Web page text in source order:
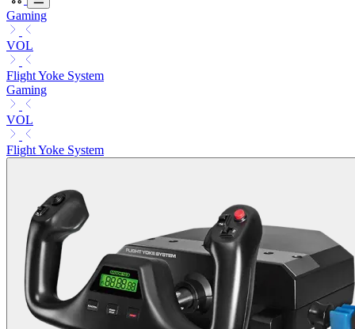
Gaming
VOL
Flight Yoke System
Gaming
VOL
Flight Yoke System